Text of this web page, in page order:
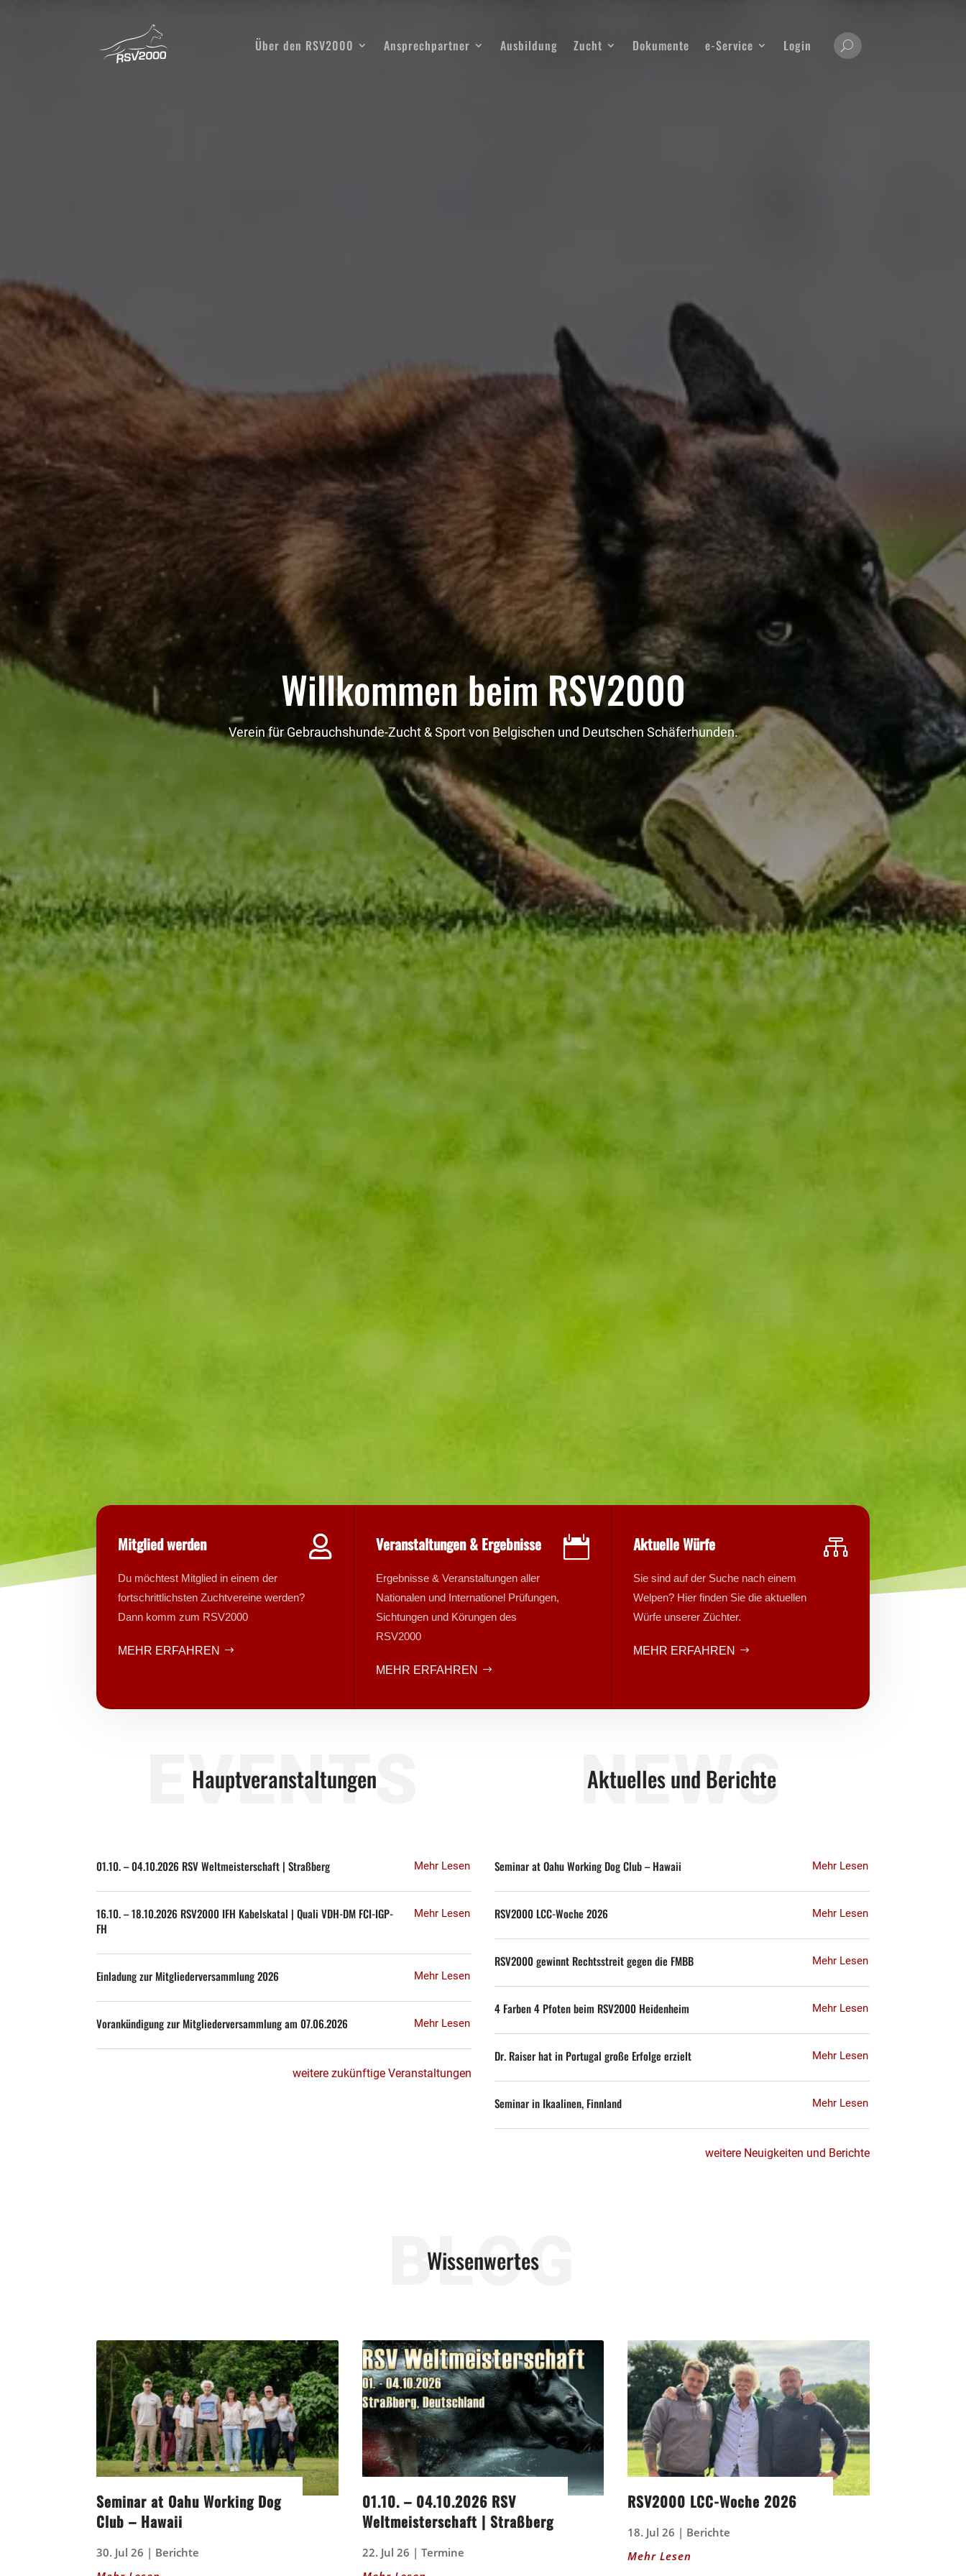
Über den RSV2000 Ansprechpartner Ausbildung Zucht Dokumente e-Service Login
Willkommen beim RSV2000
Verein für Gebrauchshunde-Zucht & Sport von Belgischen und Deutschen Schäferhunden.

Mitglied werden
Du möchtest Mitglied in einem der
fortschrittlichsten Zuchtvereine werden?
Dann komm zum RSV2000
MEHR ERFAHREN

Veranstaltungen & Ergebnisse
Ergebnisse & Veranstaltungen aller
Nationalen und Internationel Prüfungen,
Sichtungen und Körungen des
RSV2000
MEHR ERFAHREN

Aktuelle Würfe
Sie sind auf der Suche nach einem
Welpen? Hier finden Sie die aktuellen
Würfe unserer Züchter.
MEHR ERFAHREN
Hauptveranstaltungen
EVENTS
01.10. – 04.10.2026 RSV Weltmeisterschaft | Straßberg Mehr Lesen
16.10. – 18.10.2026 RSV2000 IFH Kabelskatal | Quali VDH-DM FCI-IGP-
FH
Mehr Lesen
Einladung zur Mitgliederversammlung 2026 Mehr Lesen
Vorankündigung zur Mitgliederversammlung am 07.06.2026 Mehr Lesen
weitere zukünftige Veranstaltungen
Aktuelles und Berichte
NEWS
Seminar at Oahu Working Dog Club – Hawaii Mehr Lesen
RSV2000 LCC-Woche 2026 Mehr Lesen
RSV2000 gewinnt Rechtsstreit gegen die FMBB Mehr Lesen
4 Farben 4 Pfoten beim RSV2000 Heidenheim Mehr Lesen
Dr. Raiser hat in Portugal große Erfolge erzielt Mehr Lesen
Seminar in Ikaalinen, Finnland Mehr Lesen
weitere Neuigkeiten und Berichte
Wissenwertes
BLOG
Seminar at Oahu Working Dog
Club – Hawaii
30. Jul 26 | Berichte
01.10. – 04.10.2026 RSV
Weltmeisterschaft | Straßberg
22. Jul 26 | Termine
RSV2000 LCC-Woche 2026
18. Jul 26 | Berichte
Mehr Lesen